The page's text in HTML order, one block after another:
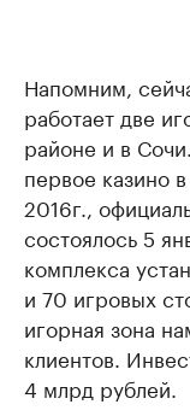
Напомним,
работает две
районе и в
первое казино
2016г.,
состоялось 5
комплекса
и 70 игровых
игорная зона
клиентов.
4 млрд рублей.